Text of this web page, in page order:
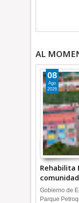
AL
Rehabilita
+Video |
08
Ago
2026
Gobierno de
Parque